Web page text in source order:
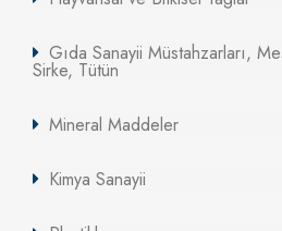
Gıda Sanayii Müstahzarları,
Sirke, Tütün
Mineral Maddeler
Kimya Sanayii